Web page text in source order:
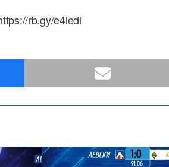
rb.gy/e4ledi